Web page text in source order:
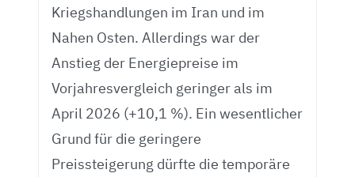
Kriegshandlungen im Iran und im
Nahen Osten. Allerdings war der
Anstieg der Energiepreise im
Vorjahresvergleich geringer als im
April 2026 (+10,1 %). Ein wesentlicher
Grund für die geringere
Preissteigerung dürfte die temporäre